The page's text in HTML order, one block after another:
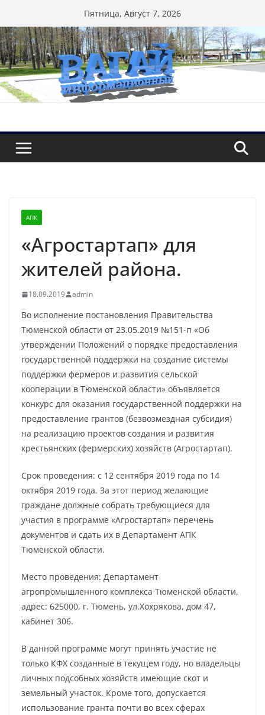
к
содержимому
Пятница, Август 7, 2026
АПК
«Агростартап» для
жителей района.
18.09.2019 admin
Во исполнение постановления Правительства
Тюменской области от 23.05.2019 №151-п «Об
утверждении Положений о порядке предоставления
государственной поддержки на создание системы
поддержки фермеров и развития сельской
кооперации в Тюменской области» объявляется
конкурс для оказания государственной поддержки на
предоставление грантов (безвозмездная субсидия)
на реализацию проектов создания и развития
крестьянских (фермерских) хозяйств (Агростартап).
Срок проведения: с 12 сентября 2019 года по 14
октября 2019 года. За этот период желающие
граждане должные собрать требующиеся для
участия в программе «Агростартап» перечень
документов и сдать их в Департамент АПК
Тюменской области.
Место проведения: Департамент
агропромышленного комплекса Тюменской области,
адрес: 625000, г. Тюмень, ул.Хохрякова, дом 47,
кабинет 306.
В данной программе могут принять участие не
только КФХ созданные в текущем году, но владельцы
личных подсобных хозяйств имеющие скот и
земельный участок. Кроме того, допускается
использование гранта почти во всех сферах